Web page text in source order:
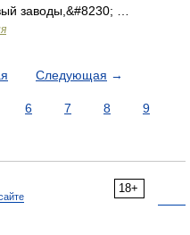
заводы,&#8230; …
Следующая →
6 7 8
9
18+